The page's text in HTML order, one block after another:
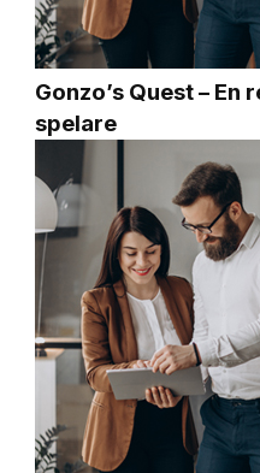
Gonzo’s Quest –
spelare